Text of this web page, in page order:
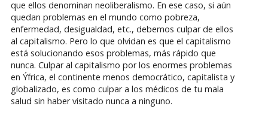
que ellos denominan neoliberalismo. En ese caso, si aún
quedan problemas en el mundo como pobreza,
enfermedad, desigualdad, etc., debemos culpar de ellos
al capitalismo. Pero lo que olvidan es que el capitalismo
está solucionando esos problemas, más rápido que
nunca. Culpar al capitalismo por los enormes problemas
en Ýfrica, el continente menos democrático, capitalista y
globalizado, es como culpar a los médicos de tu mala
salud sin haber visitado nunca a ninguno.